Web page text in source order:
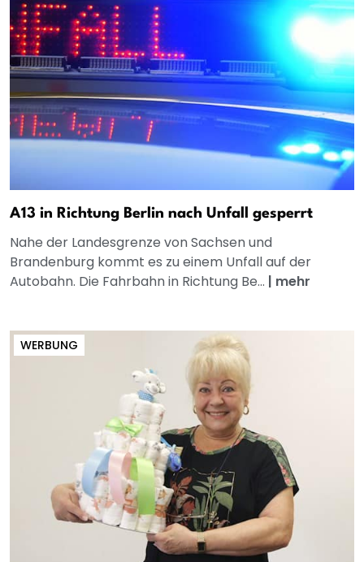
A13 in Richtung Berlin nach Unfall gesperrt
Nahe der Landesgrenze von Sachsen und
Brandenburg kommt es zu einem Unfall auf der
Autobahn. Die Fahrbahn in Richtung Be... | mehr
WERBUNG